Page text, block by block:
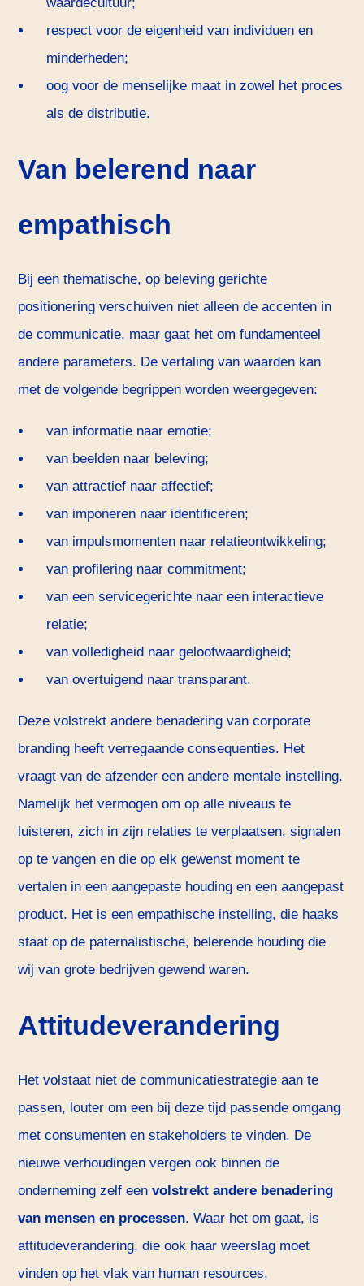
respect voor de eigenheid van individuen en
minderheden;
oog voor de menselijke maat in zowel het proces
als de distributie.
Van belerend naar
empathisch
Bij een thematische, op beleving gerichte
positionering verschuiven niet alleen de accenten in
de communicatie, maar gaat het om fundamenteel
andere parameters. De vertaling van waarden kan
met de volgende begrippen worden weergegeven:
van informatie naar emotie;
van beelden naar beleving;
van attractief naar affectief;
van imponeren naar identificeren;
van impulsmomenten naar relatieontwikkeling;
van profilering naar commitment;
van een servicegerichte naar een interactieve
relatie;
van volledigheid naar geloofwaardigheid;
van overtuigend naar transparant.
Deze volstrekt andere benadering van corporate
branding heeft verregaande consequenties. Het
vraagt van de afzender een andere mentale instelling.
Namelijk het vermogen om op alle niveaus te
luisteren, zich in zijn relaties te verplaatsen, signalen
op te vangen en die op elk gewenst moment te
vertalen in een aangepaste houding en een aangepast
product. Het is een empathische instelling, die haaks
staat op de paternalistische, belerende houding die
wij van grote bedrijven gewend waren.
Attitudeverandering
Het volstaat niet de communicatiestrategie aan te
passen, louter om een bij deze tijd passende omgang
met consumenten en stakeholders te vinden. De
nieuwe verhoudingen vergen ook binnen de
onderneming zelf eenvolstrekt andere benadering
van mensen en processen. Waar het om gaat, is
attitudeverandering, die ook haar weerslag moet
vinden op het vlak van human resources,